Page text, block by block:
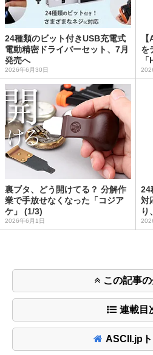
24種類のビット付きUSB充電式
電動精密ドライバーセット、7月
発売へ
2026年6月30日
を
裏ブタ、どう開けてる？ 分解作
業で手放せなくなった「コジア
ケ」 (1/3)
2026年6月1日
24
対
り
この記事
連載目
ASCII.jp